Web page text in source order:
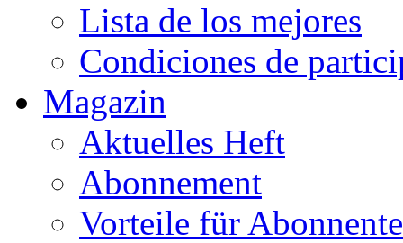
Lista de los mejores
Condiciones de
Magazin
Aktuelles Heft
Abonnement
Vorteile für